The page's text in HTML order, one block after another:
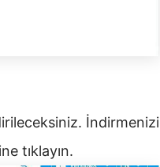
İndirmenizi
tıklayın.